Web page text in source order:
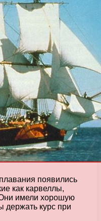
появились
как карвеллы,
имели хорошую
держать курс при